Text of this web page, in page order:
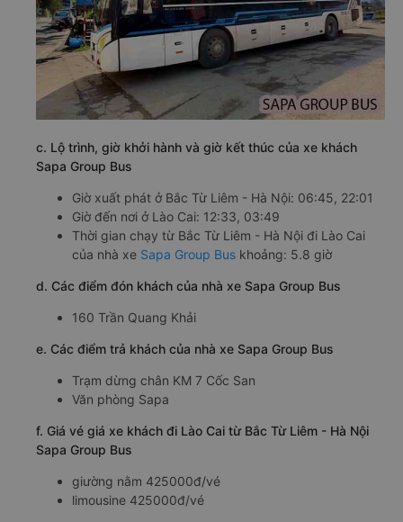
c. Lộ trình, giờ khởi hành và giờ kết thúc của xe khách
Sapa Group Bus
Giờ xuất phát ở Bắc Từ Liêm - Hà Nội: 06:45, 22:01
Giờ đến nơi ở Lào Cai: 12:33, 03:49
Thời gian chạy từ Bắc Từ Liêm - Hà Nội đi Lào Cai
của nhà xe Sapa Group Bus khoảng: 5.8 giờ
d. Các điểm đón khách của nhà xe Sapa Group Bus
160 Trần Quang Khải
e. Các điểm trả khách của nhà xe Sapa Group Bus
Trạm dừng chân KM 7 Cốc San
Văn phòng Sapa
f. Giá vé giá xe khách đi Lào Cai từ Bắc Từ Liêm - Hà Nội
Sapa Group Bus
giường nằm 425000đ/vé
limousine 425000đ/vé